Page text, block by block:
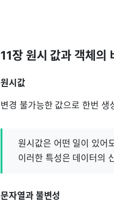
11장 원시 값과 객체의
원시값
변경 불가능한 값으로 한번
원시값은 어떤 일이 있어
이러한 특성은 데이터의
문자열과 불변성